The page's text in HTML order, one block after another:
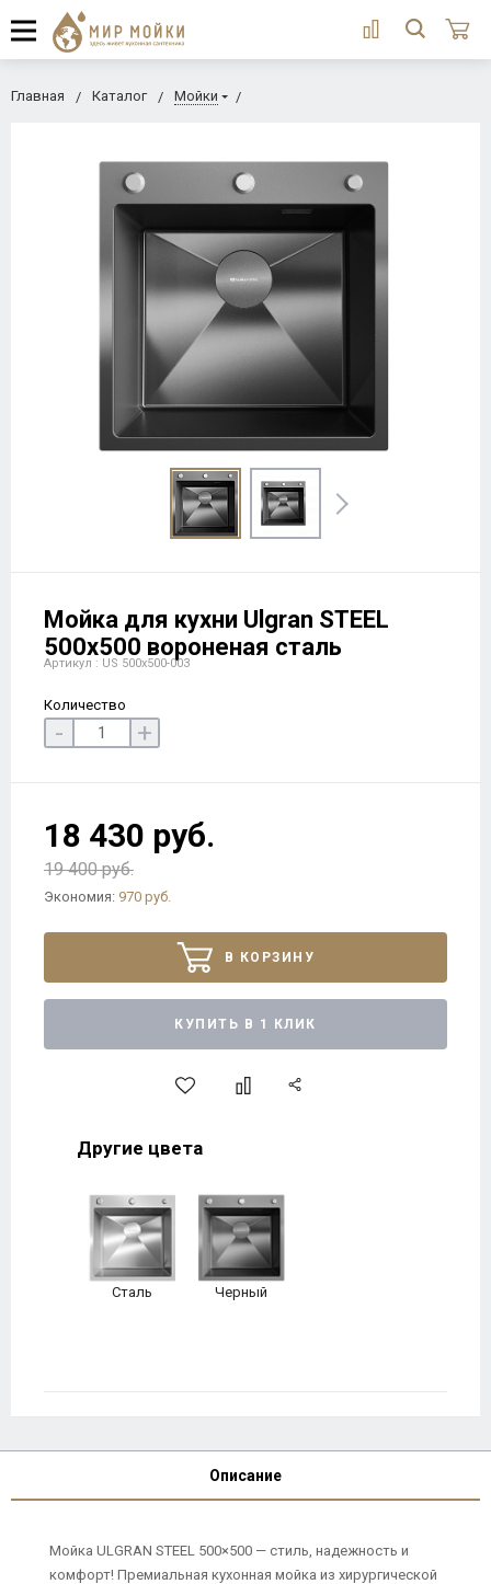
Главная Каталог Мойки
Мойка для кухни Ulgran STEEL
500x500 вороненая сталь
Артикул : US 500х500-003
Количество
- +
18 430 руб.
19 400 руб.
Экономия: 970 руб.
В КОРЗИНУ
КУПИТЬ В 1 КЛИК
Другие цвета
Сталь Черный
Описание
Мойка ULGRAN STEEL 500×500 — стиль, надежность и
комфорт! Премиальная кухонная мойка из хирургической